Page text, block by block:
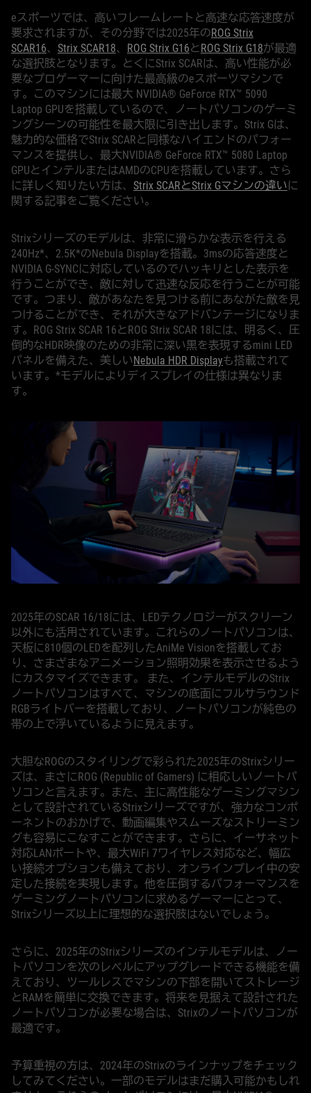
eスポーツでは、高いフレームレートと高速な応答速度が
要求されますが、その分野では2025年のROG Strix
SCAR16、 Strix SCAR18、 ROG Strix G16とROG Strix G18が最適
な選択肢となります。とくにStrix SCARは、高い性能が必
要なプロゲーマーに向けた最高級のeスポーツマシンで
す。このマシンには最大 NVIDIA® GeForce RTX™ 5090
Laptop GPUを搭載しているので、ノートパソコンのゲーミ
ングシーンの可能性を最大限に引き出します。Strix Gは、
魅力的な価格でStrix SCARと同様なハイエンドのパフォー
マンスを提供し、最大NVIDIA® GeForce RTX™ 5080 Laptop
GPUとインテルまたはAMDのCPUを搭載しています。さら
に詳しく知りたい方は、 Strix SCARとStrix Gマシンの違いに
関する記事をご覧ください。
Strixシリーズのモデルは、非常に滑らかな表示を行える
240Hz*、2.5K*のNebula Displayを搭載。3msの応答速度と
NVIDIA G-SYNCに対応しているのでハッキリとした表示を
行うことができ、敵に対して迅速な反応を行うことが可能
です。つまり、敵があなたを見つける前にあながた敵を見
つけることができ、それが大きなアドバンテージになりま
す。ROG Strix SCAR 16とROG Strix SCAR 18には、明るく、圧
倒的なHDR映像のための非常に深い黒を表現するmini LED
パネルを備えた、美しいNebula HDR Displayも搭載されて
います。*モデルによりディスプレイの仕様は異なりま
す。
2025年のSCAR 16/18には、LEDテクノロジーがスクリーン
以外にも活用されています。これらのノートパソコンは、
天板に810個のLEDを配列したAniMe Visionを搭載してお
り、さまざまなアニメーション照明効果を表示させるよう
にカスタマイズできます。 また、インテルモデルのStrix
ノートパソコンはすべて、マシンの底面にフルサラウンド
RGBライトバーを搭載しており、ノートパソコンが純色の
帯の上で浮いているように見えます。
大胆なROGのスタイリングで彩られた2025年のStrixシリー
ズは、まさにROG (Republic of Gamers) に相応しいノートパ
ソコンと言えます。また、主に高性能なゲーミングマシン
として設計されているStrixシリーズですが、強力なコンポ
ーネントのおかげで、動画編集やスムーズなストリーミン
グも容易にこなすことができます。さらに、イーサネット
対応LANポートや、最大WiFi 7ワイヤレス対応など、幅広
い接続オプションも備えており、オンラインプレイ中の安
定した接続を実現します。他を圧倒するパフォーマンスを
ゲーミングノートパソコンに求めるゲーマーにとって、
Strixシリーズ以上に理想的な選択肢はないでしょう。
さらに、2025年のStrixシリーズのインテルモデルは、ノー
トパソコンを次のレベルにアップグレードできる機能を備
えており、ツールレスでマシンの下部を開いてストレージ
とRAMを簡単に交換できます。将来を見据えて設計された
ノートパソコンが必要な場合は、Strixのノートパソコンが
最適です。
予算重視の方は、2024年のStrixのラインナップをチェック
してみてください。一部のモデルはまだ購入可能かもしれ